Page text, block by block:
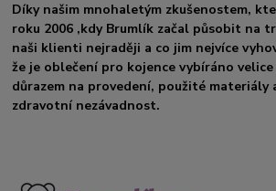
Díky našim mnohaletým zkušenostem,
roku 2006 ,kdy Brumlík začal působit na
naši klienti nejraději a co jim nejvíce
že je oblečení pro kojence vybíráno
důrazem na provedení, použité materiály
zdravotní nezávadnost.